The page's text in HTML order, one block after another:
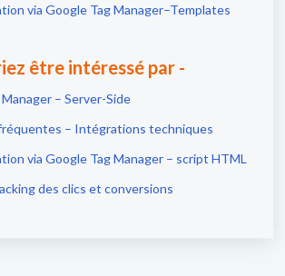
via Google Tag Manager–Templates
être intéressé par -
– Server-Side
– Intégrations techniques
via Google Tag Manager – script HTML
des clics et conversions